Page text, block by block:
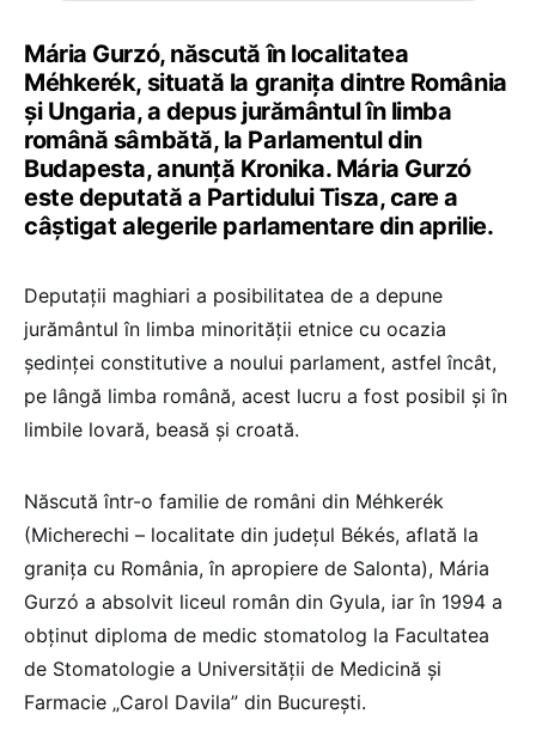
Mária Gurzó, născută în localitatea
Méhkerék, situată la granița dintre România
și Ungaria, a depus jurământul în limba
română sâmbătă, la Parlamentul din
Budapesta, anunță Kronika. Mária Gurzó
este deputată a Partidului Tisza, care a
câștigat alegerile parlamentare din aprilie.
Deputații maghiari a posibilitatea de a depune
jurământul în limba minorității etnice cu ocazia
ședinței constitutive a noului parlament, astfel încât,
pe lângă limba română, acest lucru a fost posibil și în
limbile lovară, beasă și croată.
Născută într-o familie de români din Méhkerék
(Micherechi – localitate din județul Békés, aflată la
granița cu România, în apropiere de Salonta), Mária
Gurzó a absolvit liceul român din Gyula, iar în 1994 a
obținut diploma de medic stomatolog la Facultatea
de Stomatologie a Universității de Medicină și
Farmacie „Carol Davila” din București.